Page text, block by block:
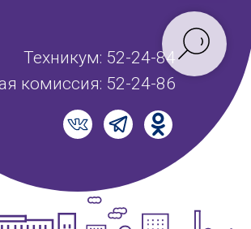
Техникум: 52-24-84
комиссия: 52-24-86